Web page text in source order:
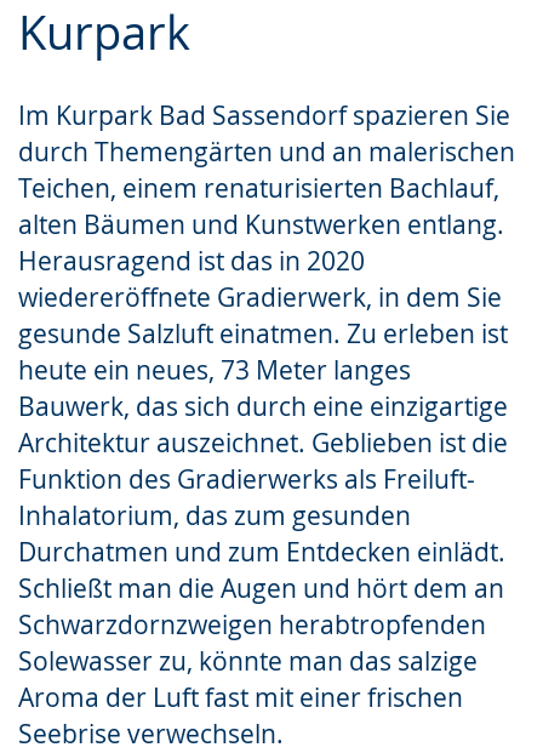
Kurpark
Im Kurpark Bad Sassendorf spazieren Sie
durch Themengärten und an malerischen
Teichen, einem renaturisierten Bachlauf,
alten Bäumen und Kunstwerken entlang.
Herausragend ist das in 2020
wiedereröffnete Gradierwerk, in dem Sie
gesunde Salzluft einatmen. Zu erleben ist
heute ein neues, 73 Meter langes
Bauwerk, das sich durch eine einzigartige
Architektur auszeichnet. Geblieben ist die
Funktion des Gradierwerks als Freiluft-
Inhalatorium, das zum gesunden
Durchatmen und zum Entdecken einlädt.
Schließt man die Augen und hört dem an
Schwarzdornzweigen herabtropfenden
Solewasser zu, könnte man das salzige
Aroma der Luft fast mit einer frischen
Seebrise verwechseln.
Sprache
wechseln.
Unterstützung.
in
Deutscher
wird
angezeigt.